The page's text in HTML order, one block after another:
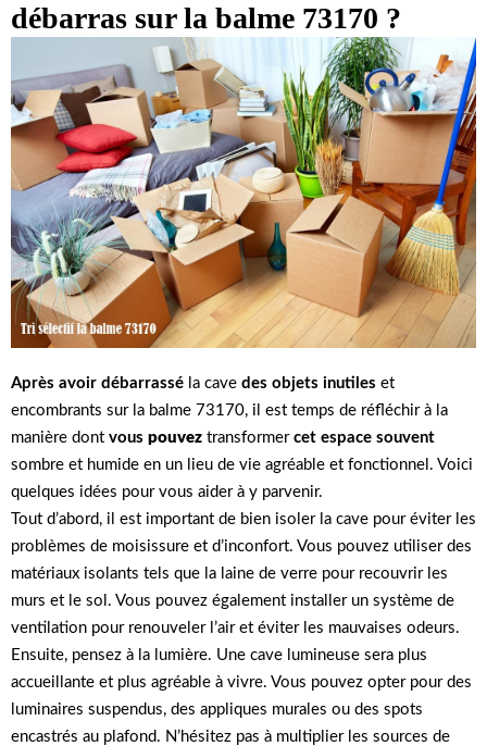
débarras sur la balme 73170 ?
Après avoir débarrassé la cave des objets inutiles et
encombrants sur la balme 73170, il est temps de réfléchir à la
manière dont vous pouvez transformer cet espace souvent
sombre et humide en un lieu de vie agréable et fonctionnel. Voici
quelques idées pour vous aider à y parvenir.
Tout d’abord, il est important de bien isoler la cave pour éviter les
problèmes de moisissure et d’inconfort. Vous pouvez utiliser des
matériaux isolants tels que la laine de verre pour recouvrir les
murs et le sol. Vous pouvez également installer un système de
ventilation pour renouveler l’air et éviter les mauvaises odeurs.
Ensuite, pensez à la lumière. Une cave lumineuse sera plus
accueillante et plus agréable à vivre. Vous pouvez opter pour des
luminaires suspendus, des appliques murales ou des spots
encastrés au plafond. N’hésitez pas à multiplier les sources de